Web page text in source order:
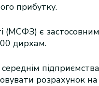
прибутку.
(МСФЗ) є
дирхам.
розрахунок на